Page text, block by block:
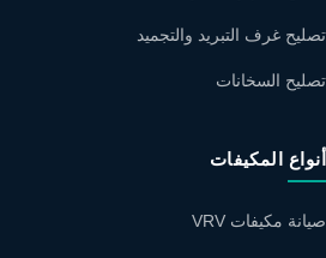
تصليح غرف التبريد والتجميد
تصليح السخانات
أنواع المكيفات
صيانة مكيفات VRV